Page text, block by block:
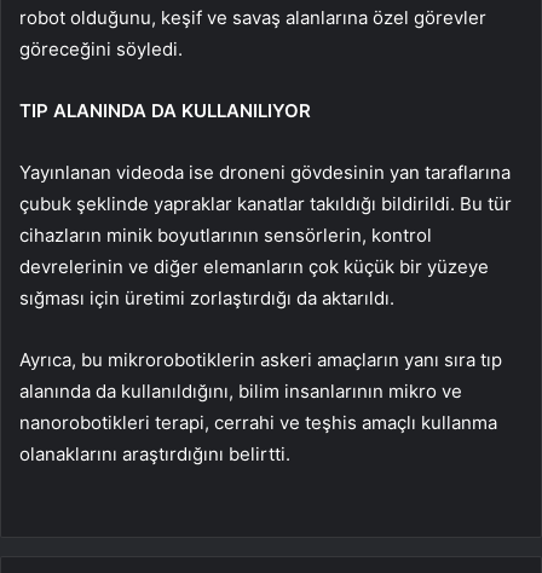
robot olduğunu, keşif ve savaş alanlarına özel görevler
göreceğini söyledi.
TIP ALANINDA DA KULLANILIYOR
Yayınlanan videoda ise droneni gövdesinin yan taraflarına
çubuk şeklinde yapraklar kanatlar takıldığı bildirildi. Bu tür
cihazların minik boyutlarının sensörlerin, kontrol
devrelerinin ve diğer elemanların çok küçük bir yüzeye
sığması için üretimi zorlaştırdığı da aktarıldı.
Ayrıca, bu mikrorobotiklerin askeri amaçların yanı sıra tıp
alanında da kullanıldığını, bilim insanlarının mikro ve
nanorobotikleri terapi, cerrahi ve teşhis amaçlı kullanma
olanaklarını araştırdığını belirtti.